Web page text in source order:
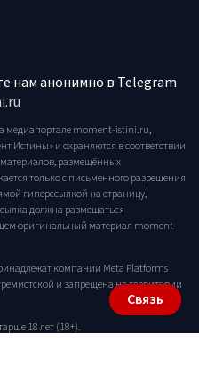
нам анонимно в Telegram
медиапортале moment-istini.ru,
Истины» и охраняются в соответствии
размещённых
только с письменного разрешения
гиперссылкой на страницу,
должна размещаться
оригинальный материал moment-
компании Meta Platforms
и запрещена на территории
18 лет (18+).
Связь